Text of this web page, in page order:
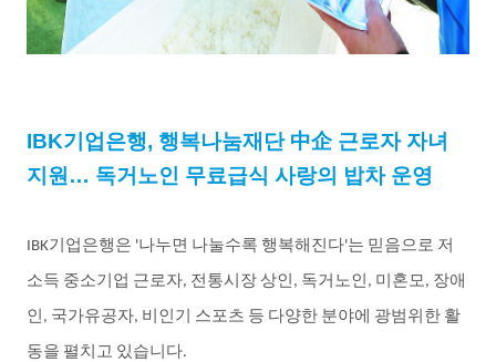
IBK기업은행, 행복나눔재단 中企 근로자 자녀
지원… 독거노인 무료급식 사랑의 밥차 운영
IBK기업은행은 '나누면 나눌수록 행복해진다'는 믿음으로 저
소득 중소기업 근로자, 전통시장상인 , 독거노인 , 미혼모 , 장애
인 , 국가유공자, 비인기 스포츠 등 다양한 분야에 광범위한 활
동을 펼치고 있습니다.